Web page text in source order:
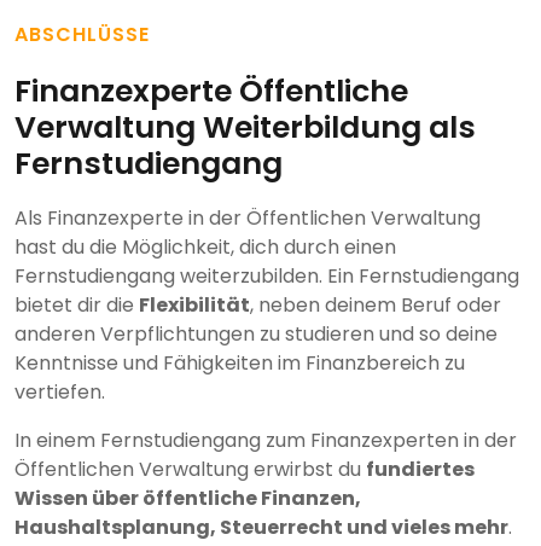
ABSCHLÜSSE
Finanzexperte Öffentliche
Verwaltung Weiterbildung als
Fernstudiengang
Als Finanzexperte in der Öffentlichen Verwaltung
hast du die Möglichkeit, dich durch einen
Fernstudiengang weiterzubilden. Ein Fernstudiengang
bietet dir die Flexibilität, neben deinem Beruf oder
anderen Verpflichtungen zu studieren und so deine
Kenntnisse und Fähigkeiten im Finanzbereich zu
vertiefen.
In einem Fernstudiengang zum Finanzexperten in der
Öffentlichen Verwaltung erwirbst du fundiertes
Wissen über öffentliche Finanzen,
Haushaltsplanung, Steuerrecht und vieles mehr.